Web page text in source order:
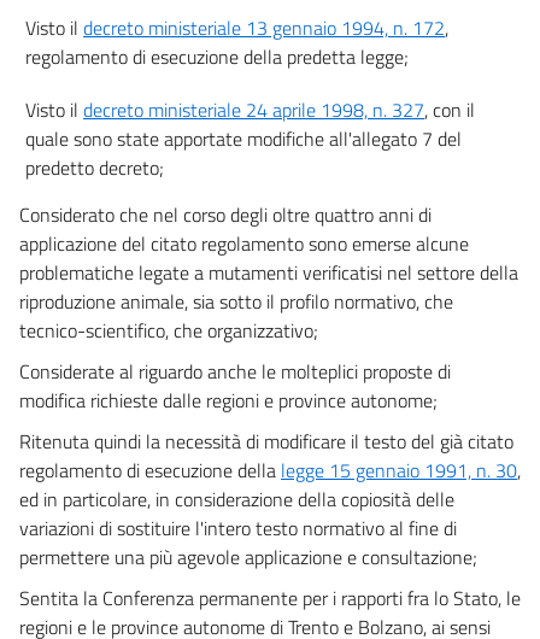
22
Capo IV
23
24
25
26
27
28
29
30
31
32
Capo V
Certificazione degli interventi
fecondativi e degli impianti embrionali
33
34
35
Visto il decreto ministeriale 13 gennaio 1994, n. 172,
regolamento di esecuzione della predetta legge;
Visto il decreto ministeriale 24 aprile 1998, n. 327, con il
quale sono state apportate modifiche all'allegato 7 del
predetto decreto;
Considerato che nel corso degli oltre quattro anni di
applicazione del citato regolamento sono emerse alcune
problematiche legate a mutamenti verificatisi nel settore della
riproduzione animale, sia sotto il profilo normativo, che
tecnico-scientifico, che organizzativo;
Considerate al riguardo anche le molteplici proposte di
modifica richieste dalle regioni e province autonome;
Ritenuta quindi la necessità di modificare il testo del già citato
regolamento di esecuzione della legge 15 gennaio 1991, n. 30,
ed in particolare, in considerazione della copiosità delle
variazioni di sostituire l'intero testo normativo al fine di
permettere una più agevole applicazione e consultazione;
Sentita la Conferenza permanente per i rapporti fra lo Stato, le
regioni e le province autonome di Trento e Bolzano, ai sensi